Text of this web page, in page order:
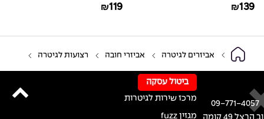
₪139
₪119
אביזרים לגיטרה אביזרי חובה רצועות לגיטרה
09-771-4057
ביטול עסקה
מרכז שירות לגיטרות
מגזין fuzz